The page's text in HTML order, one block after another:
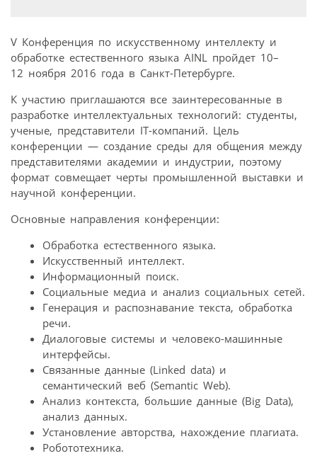
V Конференция по искусственному интеллекту и
обработке естественного языка AINL пройдет 10–
12 ноября 2016 года в Санкт-Петербурге.
К участию приглашаются все заинтересованные в
разработке интеллектуальных технологий: студенты,
ученые, представители IT-компаний. Цель
конференции — создание среды для общения между
представителями академии и индустрии, поэтому
формат совмещает черты промышленной выставки и
научной конференции.
Основные направления конференции:
Обработка естественного языка.
Искусственный интеллект.
Информационный поиск.
Социальные медиа и анализ социальных сетей.
Генерация и распознавание текста, обработка
речи.
Диалоговые системы и человеко-машинные
интерфейсы.
Связанные данные (Linked data) и
семантический веб (Semantic Web).
Анализ контекста, большие данные (Big Data),
анализ данных.
Установление авторства, нахождение плагиата.
Робототехника.